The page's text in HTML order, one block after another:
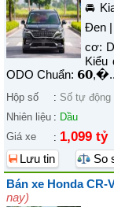
🚘
Đen
cơ:
Kiểu
ODO Chuẩn:
Hộp số : Số tự động
Nhiên liệu : Dầu
Giá xe
: 1,099 tỷ
Lưu tin
So
Bán xe Honda CR-
nay)